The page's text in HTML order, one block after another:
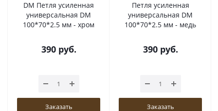
DM Петля усиленная
универсальная DM
100*70*2.5 мм - хром
390 руб.
Заказать
Петля усиленная
универсальная DM
100*70*2.5 мм - медь
390 руб.
Заказать